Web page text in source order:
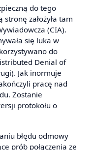
do tego
założyła tam
(CIA).
się luka w
do
Denial of
Jak inormuje
pracę nad
Zostanie
protokołu o
błędu odmowy
prób połączenia ze